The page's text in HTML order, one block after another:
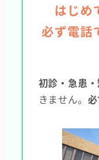
はじめ
必ず電話
初診・急患
きません。